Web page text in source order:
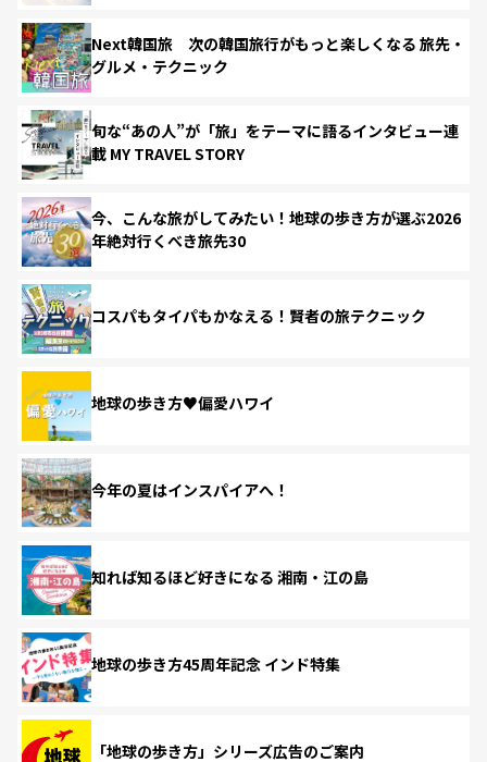
Next韓国旅 次の韓国旅行がもっと楽しくなる 旅先・
グルメ・テクニック
旬な“あの人”が「旅」をテーマに語るインタビュー連
載 MY TRAVEL STORY
今、こんな旅がしてみたい！地球の歩き方が選ぶ2026
年絶対行くべき旅先30
コスパもタイパもかなえる！賢者の旅テクニック
地球の歩き方♥偏愛ハワイ
今年の夏はインスパイアへ！
知れば知るほど好きになる 湘南・江の島
地球の歩き方45周年記念 インド特集
「地球の歩き方」シリーズ広告のご案内